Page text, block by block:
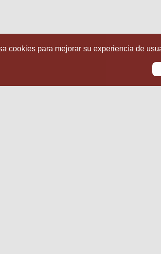
cookies para mejorar su experiencia de